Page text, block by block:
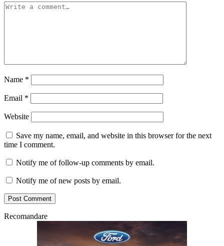
Name *
Email *
Website
Save my name, email, and website in this browser for the next
time I comment.
Notify me of follow-up comments by email.
Notify me of new posts by email.
Recomandare